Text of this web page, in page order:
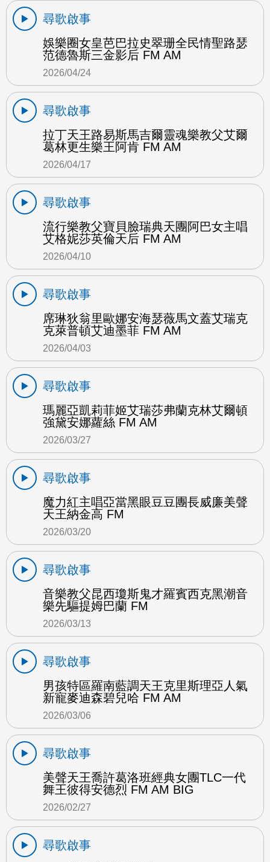
尋歌啟事
娛樂圈女皇芭巴拉史翠珊全民情聖路瑟
范德魯斯三金影后 FM AM
2026/04/24
尋歌啟事
拉丁天王路易斯馬吉爾靈魂樂教父艾爾
葛林更生樂王阿肯 FM AM
2026/04/17
尋歌啟事
流行樂教父寶貝臉瑞典天團阿巴女主唱
艾格妮莎英倫天后 FM AM
2026/04/10
尋歌啟事
席琳狄翁里歐娜安海瑟薇馬文蓋艾瑞克
克萊普頓艾迪墨菲 FM AM
2026/04/03
尋歌啟事
瑪麗亞凱莉菲姬艾瑞莎弗蘭克林艾爾頓
強黛安娜蘿絲 FM AM
2026/03/27
尋歌啟事
魔力紅主唱亞當黑眼豆豆團長威廉美聲
天王納金高 FM
2026/03/20
尋歌啟事
音樂教父昆西瓊斯鬼才羅賓西克黑潮音
樂先驅提姆巴蘭 FM
2026/03/13
尋歌啟事
男孩特區羅南藍調天王克里斯理亞人氣
新寵麥迪森碧兒哈 FM AM
2026/03/06
尋歌啟事
美聲天王喬許葛洛班經典女團TLC一代
舞王彼得安德烈 FM AM BIG
2026/02/27
尋歌啟事